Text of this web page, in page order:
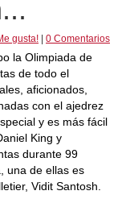
gusta! 0 Comentarios
la Olimpiada de
de todo el
aficionados,
con el ajedrez
y es más fácil
King y
durante 99
una de ellas es
Vidit Santosh.